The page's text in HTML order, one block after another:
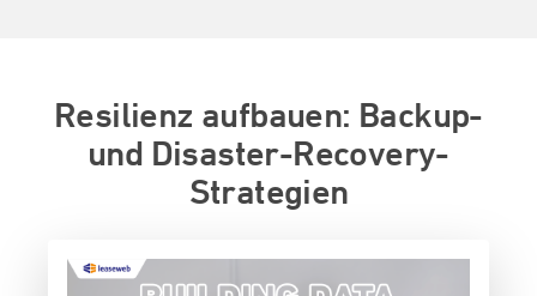
Resilienz aufbauen: Backup-
und Disaster-Recovery-
Strategien